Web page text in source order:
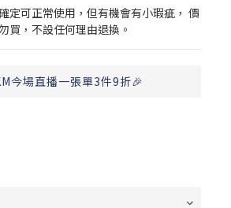
可正常使用，但有機會有小瑕疵， 價
買，不設任何理由退換。
今場直播一張單3件9折🎉